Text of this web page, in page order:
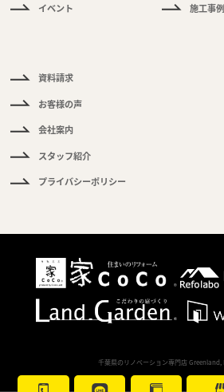
イベント 施工事例
資料請求
お客様の声
会社案内
スタッフ紹介
プライバシーポリシー
千葉県のリノベーション専門店 Greenland,